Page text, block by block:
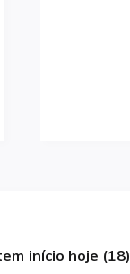
início hoje (18)